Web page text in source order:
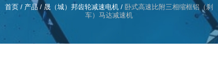
首页 / 产品 / 晟（城）邦齿轮减速电机 / 卧式高速比附三相缩框铝（刹
车）马达减速机